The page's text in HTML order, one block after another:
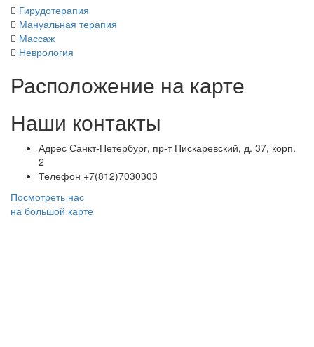
Гирудотерапия
Мануальная терапия
Массаж
Неврология
Расположение на карте
Наши контакты
Адрес Санкт-Петербург, пр-т Пискаревский, д. 37, корп.
2
Телефон +7(812)7030303
Посмотреть нас
на большой карте